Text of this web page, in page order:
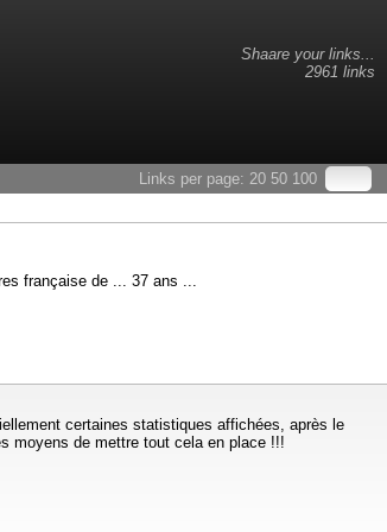
Shaare your links...
2961 links
Links per page: 20 50 100
française de ... 37 ans ...
certaines statistiques affichées, après le
moyens de mettre tout cela en place !!!